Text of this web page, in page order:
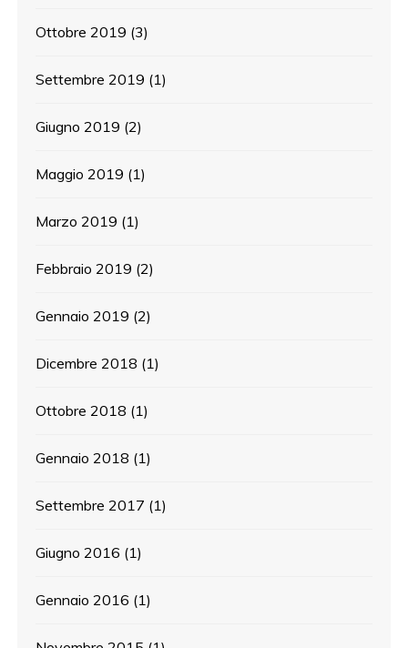
Ottobre 2019 (3)
Settembre 2019 (1)
Giugno 2019 (2)
Maggio 2019 (1)
Marzo 2019 (1)
Febbraio 2019 (2)
Gennaio 2019 (2)
Dicembre 2018 (1)
Ottobre 2018 (1)
Gennaio 2018 (1)
Settembre 2017 (1)
Giugno 2016 (1)
Gennaio 2016 (1)